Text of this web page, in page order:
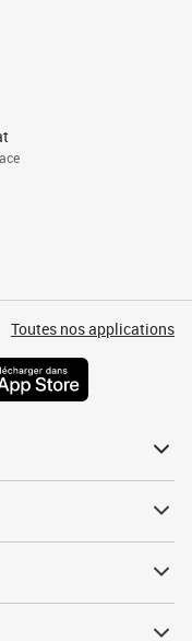
Toutes nos applications